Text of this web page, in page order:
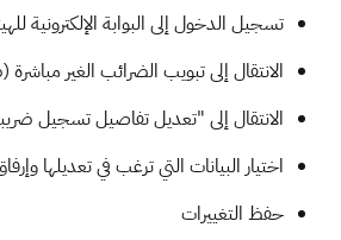
​​​تسجيل الدخول إلى البوابة الإلكترونية
الانتقال إلى تبويب الضرائب الغير
الانتقال إلى "تعديل تفاصيل تسجيل
اختيار البيانات التي ترغب في تعديلها
حفظ التغييرات ​